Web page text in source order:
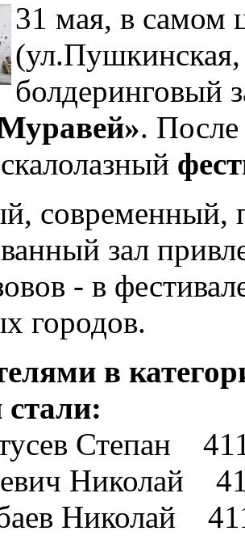
31 мая, в самом
болдеринговый
. После
современный,
зал
- в
городов.
в
Степан
Николай
Николай